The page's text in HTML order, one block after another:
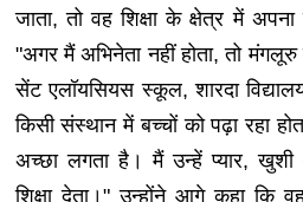
जाता, तो वह शिक्षा के क्षेत्र में
"अगर मैं अभिनेता नहीं होता, तो
सेंट एलॉयसियस स्कूल, शारदा
किसी संस्थान में बच्चों को पढ़ा रहा
अच्छा लगता है। मैं उन्हें प्यार,
शिक्षा देता।" उन्होंने आगे कहा कि